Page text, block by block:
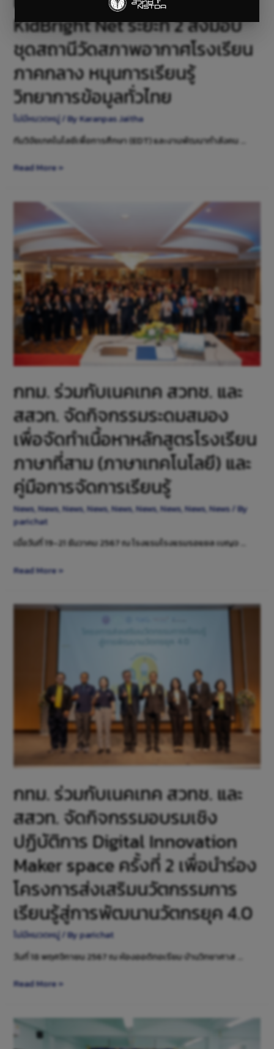
KidBright Net ระยะที่ 2 ส่งมอบ
ชุดสถานีวัดสภาพอากาศโรงเรียน
ภาคกลาง หนุนการเรียนรู้
วิทยาการข้อมูลทั่วไทย
ไม่มีหมวดหมู่/ ByKaranpas Jaitha
ทีมวิจัยเทคโนโลยีเพื่อการศึกษา (EDT) และงานพัฒนากำลังคน …
Read More »
กทม. ร่วมกับเนคเทค สวทช. และ
สสวท. จัดกิจกรรมระดมสมอง
เพื่อจัดทำเนื้อหาหลักสูตรโรงเรียน
ภาษาที่สาม (ภาษาเทคโนโลยี) และ
คู่มือการจัดการเรียนรู้
News,News,News,News,News,News,News,News,News/ By
parichat
เมื่อวันที่ 19-21 ธันวาคม 2567 ณ โรงแรมโรงแรมรอแยล เบญจ …
Read More »
กทม. ร่วมกับเนคเทค สวทช. และ
สสวท. จัดกิจกรรมอบรมเชิง
ปฏิบัติการ Digital Innovation
Maker space ครั้งที่ 2 เพื่อนำร่อง
โครงการส่งเสริมนวัตกรรมการ
เรียนรู้สู่การพัฒนานวัตกรยุค 4.0
ไม่มีหมวดหมู่/ Byparichat
วันที่ 18 พฤศจิกายน 2567 ณ ห้องออดิทอเรียม บ้านวิทยาศาส …
Read More »